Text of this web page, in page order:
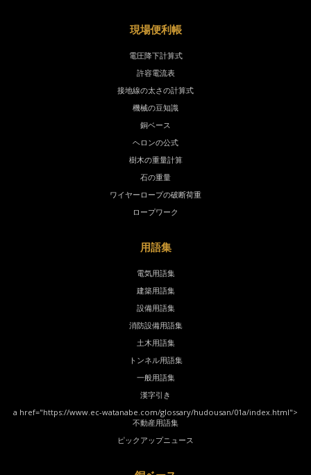
現場便利帳
電圧降下計算式
許容電流表
接地線の太さの計算式
機械の豆知識
銅ベース
ヘロンの公式
樹木の重量計算
石の重量
ワイヤーロープの破断荷重
ロープワーク
用語集
電気用語集
建築用語集
設備用語集
消防設備用語集
土木用語集
トンネル用語集
一般用語集
漢字引き
a href="https://www.ec-watanabe.com/glossary/hudousan/01a/index.html">
不動産用語集
ピックアップニュース